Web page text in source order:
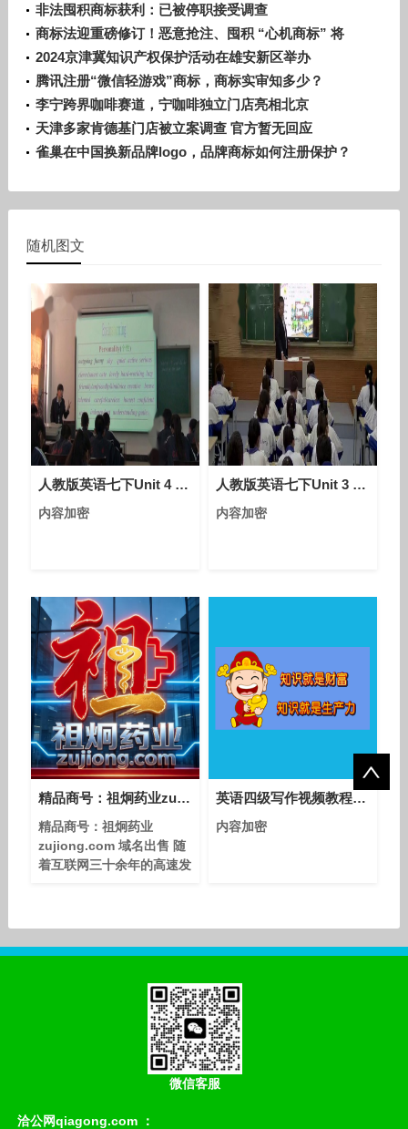
非法囤积商标获利：已被停职接受调查
商标法迎重磅修订！恶意抢注、囤积 “心机商标” 将
被重拳打击
2024京津冀知识产权保护活动在雄安新区举办
腾讯注册“微信轻游戏”商标，商标实审知多少？
李宁跨界咖啡赛道，宁咖啡独立门店亮相北京
天津多家肯德基门店被立案调查 官方暂无回应
雀巢在中国换新品牌logo，品牌商标如何注册保护？
随机图文
人教版英语七下Unit 4 Section A（1a-1c）课堂视频实录（沈茜）
内容加密
人教版英语七下Unit 3 Section A（1a-1c）课堂视频实录（李海龙）
内容加密
精品商号：祖炯药业zujiong.com 域名出售
精品商号：祖炯药业
zujiong.com 域名出售 随
着互联网三十余年的高速发
定了其高昂的市场估值。拼
（Meituan.com）”直接传
递品牌核心价值；拓展国际
市场，越来越多外国人学习
中文，拼音com是文化认同
英语四级写作视频教程知识模块7：命题作文
内容加密
微信客服
洽公网qiagong.com ：